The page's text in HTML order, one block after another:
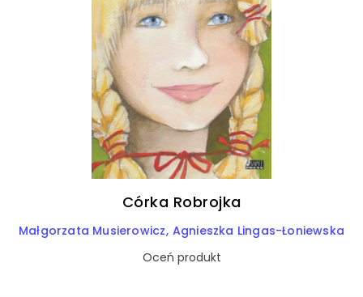
Córka Robrojka
Małgorzata Musierowicz Agnieszka Lingas-Łoniewska
Oceń produkt